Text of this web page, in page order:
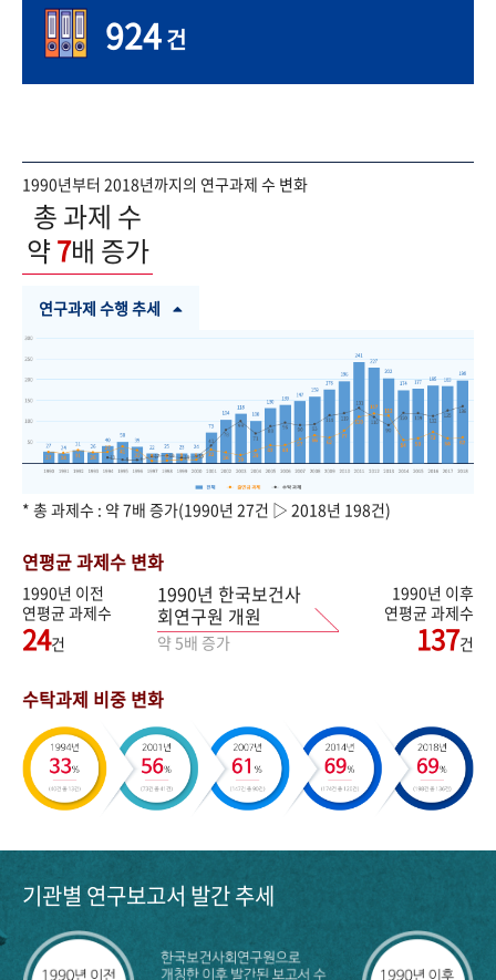
924건
1990년부터 2018년까지의 연구과제 수 변화
총 과제 수
약7배 증가
연구과제 수행 추세
* 총 과제수 : 약 7배 증가(1990년 27건 ▷ 2018년 198건)
연평균 과제수 변화
1990년 이전
연평균 과제수
24건
1990년 한국보건사
회연구원 개원
약 5배 증가
1990년 이후
연평균 과제수
137건
수탁과제 비중 변화
기관별 연구보고서 발간 추세